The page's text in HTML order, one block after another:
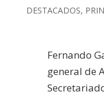
DESTACADOS,
Fernando
general de